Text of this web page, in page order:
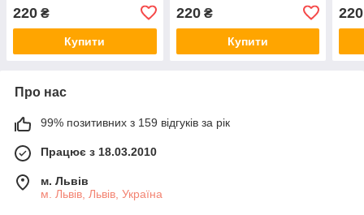
220 ₴
Купити
220₴
Купити
220
Про нас
99% позитивних з 159 відгуків за рік
Працює з 18.03.2010
м. Львів
м. Львів, Львів, Україна